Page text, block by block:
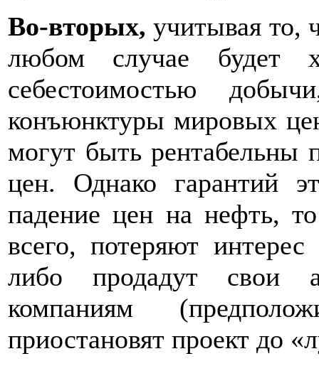
Во-вторых,учитывая то,
любом случае будет
себестоимостью
конъюнктуры мировых
могут быть рентабельны
цен. Однако гарантий
падение цен на нефть,
всего, потеряют
либо продадут свои
компаниям
приостановят проект до